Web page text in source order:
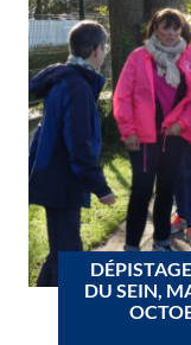
DU SEIN,